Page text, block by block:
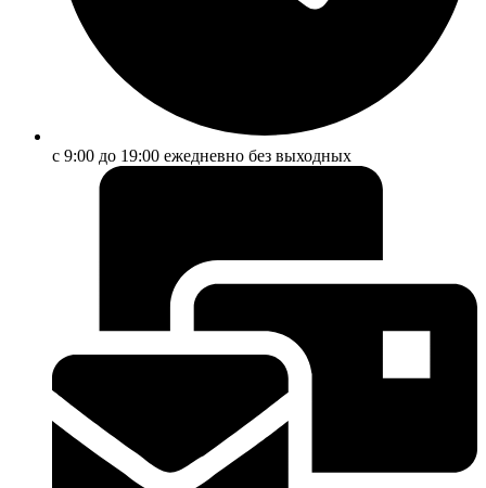
с 9:00 до 19:00 ежедневно без выходных